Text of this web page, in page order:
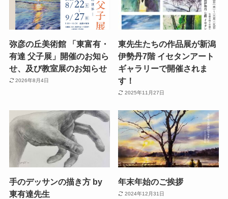
弥彦の丘美術館 「東富有・
有達 父子展」開催のお知ら
せ、及び教室展のお知らせ
2026年8月4日
東先生たちの作品展が新潟
伊勢丹7階 イセタンアート
ギャラリーで開催されま
す！
2025年11月27日
手のデッサンの描き方 by
東有達先生
年末年始のご挨拶
2024年12月31日